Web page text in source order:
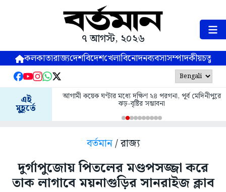
৭ আগস্ট, ২০২৬
কলকাতারাজ্যদেশবিদেশখেলাবিনোদনব্যবসাসম্পাদকীয়
এই
মুহূর্তে
আগামী কয়েক ঘণ্টার মধ্যে দক্ষিণ ২৪ পরগনা, পূর্ব মেদিনীপুরে
ঝড়-বৃষ্টির সম্ভাবনা
বর্তমান/ রাজ্য
দুর্গাপুজোয় পিতলের মণ্ডপসজ্জা করে
তাক লাগাবে ময়নাগুড়ির সানরাইজ ক্লাব